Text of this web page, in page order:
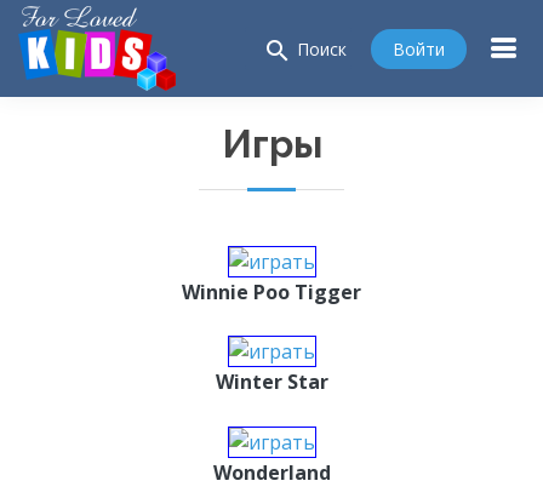
search Поиск Войти
Игры
Winnie Poo Tigger
Winter Star
Wonderland